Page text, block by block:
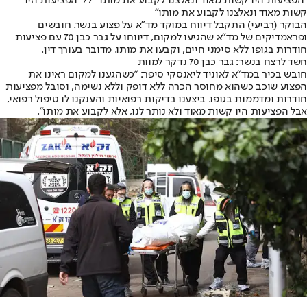
קשות מאוד ונאלצנו לקבוע את מותו"
הבוקר (רביעי) התקבל דיווח במוקד מד"א על פצוע בנשר. חובשים
ופראמדיקים של מד"א שהגיעו למקום, דיווחו על גבר כבן 70 עם פציעות
חודרות בגופו ללא סימני חיים, וקבעו את מותו. מדובר בעורך דין.
חשד לרצח בנשר: גבר כבן 70 נדקר למוות
חובש בכיר במד"א לאוניד ליאנסקי סיפר: "כשהגענו למקום ראינו את
הפצוע שוכב כשהוא מחוסר הכרה ללא דופק וללא נשימה, וסובל מפציעות
חודרות ומדממות בגופו. ביצענו בדיקות רפואיות והענקנו לו טיפול רפואי,
אבל הפציעות היו קשות מאוד ולא נותר לנו, אלא לקבוע את מותו".